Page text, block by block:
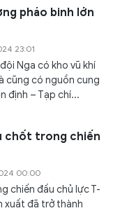
pháo binh lớn
23:01
Nga có kho vũ khí
cũng có nguồn cung
định – Tạp chí...
chốt trong chiến
00:00
chiến đấu chủ lực T-
xuất đã trở thành